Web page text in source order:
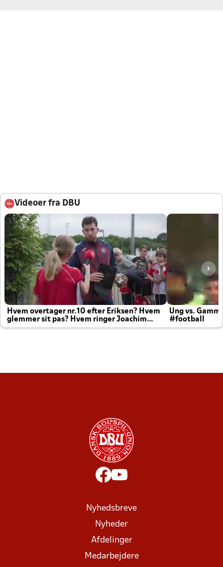
Videoer fra DBU
Hvem overtager nr.10 efter Eriksen? Hvem
glemmer sit pas? Hvem ringer Joachim
altid til efter kampe?
Ung vs.
#football
Nyhedsbreve
Nyheder
Afdelinger
Medarbejdere